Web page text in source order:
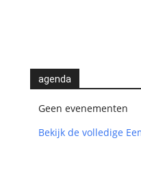
agenda
Geen evenementen
Bekijk de volledige